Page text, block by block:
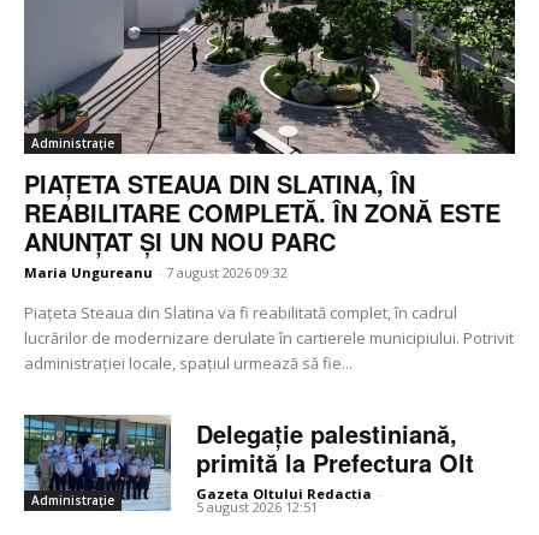
Administrație
PIAȚETA STEAUA DIN SLATINA, ÎN
REABILITARE COMPLETĂ. ÎN ZONĂ ESTE
ANUNȚAT ȘI UN NOU PARC
Maria Ungureanu - 7 august 2026 09:32
Piațeta Steaua din Slatina va fi reabilitată complet, în cadrul
lucrărilor de modernizare derulate în cartierele municipiului. Potrivit
administrației locale, spațiul urmează să fie...
Administrație
Delegație palestiniană,
primită la Prefectura Olt
Gazeta Oltului Redactia -
5 august 2026 12:51